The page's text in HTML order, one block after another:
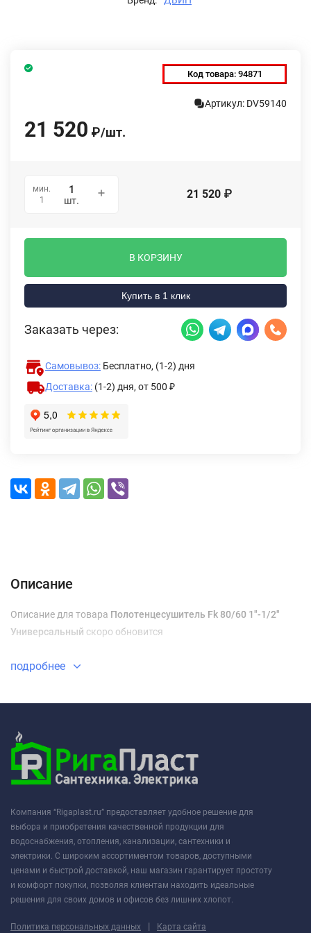
Код товара: 94871
Артикул: DV59140
21 520 ₽/шт.
мин.
1
шт. 21 520 ₽
В КОРЗИНУ
Купить в 1 клик
Заказать через:
Самовывоз: Бесплатно, (1-2) дня
Доставка: (1-2) дня, от 500 ₽
Описание
Описание для товара Полотенцесушитель Fk 80/60 1"-1/2"
Универсальный скоро обновится
подробнее
Компания “Rigaplast.ru” предоставляет удобное решение для
выбора и приобретения качественной продукции для
водоснабжения, отопления, канализации, сантехники и
электрики. С широким ассортиментом товаров, доступными
ценами и быстрой доставкой, наш магазин гарантирует простоту
и комфорт покупки, позволяя клиентам находить идеальные
решения для своих домов и офисов без лишних хлопот.
Политика персональных данных | Карта сайта